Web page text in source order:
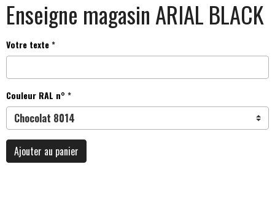
Enseigne magasin ARIAL BLACK
Votre texte
Couleur RAL n°
Ajouter au panier